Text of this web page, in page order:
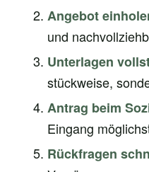
Angebot
und
Unterlagen
stückweise,
Antrag beim
Eingang
Rückfragen